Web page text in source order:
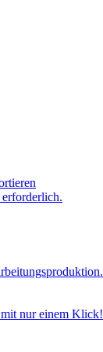
mit nur einem Klick!